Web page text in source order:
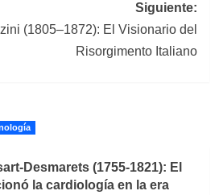
Siguiente:
(1805–1872): El Visionario del
Risorgimento Italiano
Desmarets (1755-1821): El
la cardiología en la era